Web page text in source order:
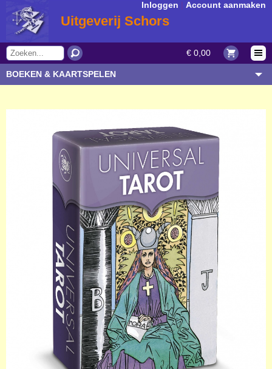
€ 0,00
Inloggen Account aanmaken
Uitgeverij Schors
BOEKEN & KAARTSPELEN
BESTELLEN